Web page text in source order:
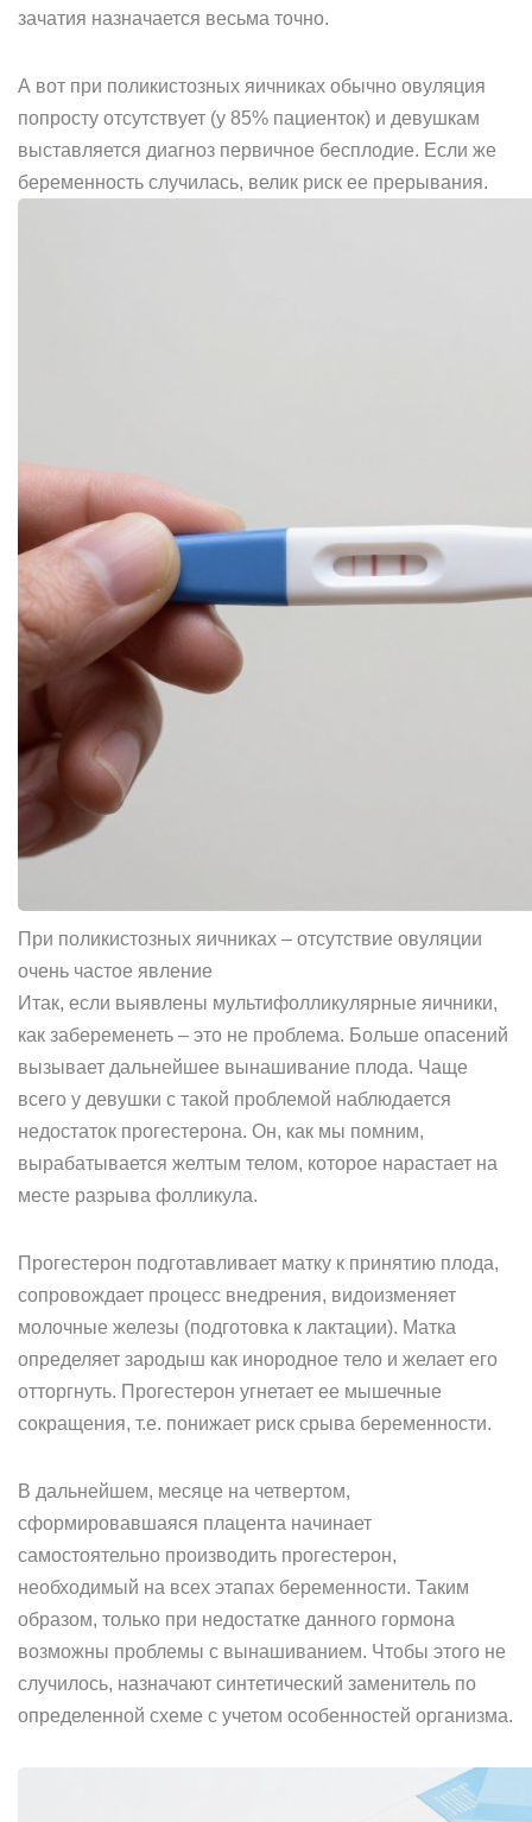
зачатия назначается весьма точно.
А вот при поликистозных яичниках обычно овуляция
попросту отсутствует (у 85% пациенток) и девушкам
выставляется диагноз первичное бесплодие. Если же
беременность случилась, велик риск ее прерывания.
При поликистозных яичниках – отсутствие овуляции
очень частое явление
Итак, если выявлены мультифолликулярные яичники,
как забеременеть – это не проблема. Больше опасений
вызывает дальнейшее вынашивание плода. Чаще
всего у девушки с такой проблемой наблюдается
недостаток прогестерона. Он, как мы помним,
вырабатывается желтым телом, которое нарастает на
месте разрыва фолликула.
Прогестерон подготавливает матку к принятию плода,
сопровождает процесс внедрения, видоизменяет
молочные железы (подготовка к лактации). Матка
определяет зародыш как инородное тело и желает его
отторгнуть. Прогестерон угнетает ее мышечные
сокращения, т.е. понижает риск срыва беременности.
В дальнейшем, месяце на четвертом,
сформировавшаяся плацента начинает
самостоятельно производить прогестерон,
необходимый на всех этапах беременности. Таким
образом, только при недостатке данного гормона
возможны проблемы с вынашиванием. Чтобы этого не
случилось, назначают синтетический заменитель по
определенной схеме с учетом особенностей организма.